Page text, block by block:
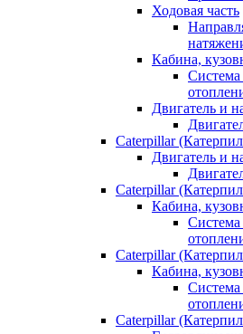
Ходовая часть
Кабина,
Двигатель и
Caterpillar
Двигатель и
Caterpillar
Кабина,
Caterpillar
Кабина,
Caterpillar